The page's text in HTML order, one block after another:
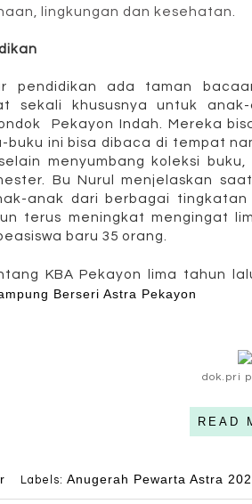
lingkungan dan kesehatan.
pendidikan ada taman
sekali khususnya untuk
Pekayon Indah. Mereka
buku ini bisa dibaca di tempat
menyumbang koleksi
Bu Nurul menjelaskan
anak dari berbagai
terus meningkat mengingat
baru 35 orang.
KBA Pekayon lima tahun
Berseri Astra Pekayon
dok.pri
READ
Labels:Anugerah Pewarta Astra